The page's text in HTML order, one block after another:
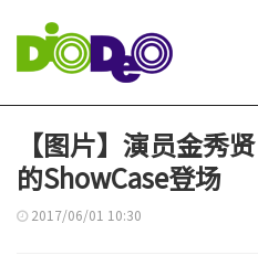
【图片】演员金秀
的ShowCase登场
2017/06/01 10:30